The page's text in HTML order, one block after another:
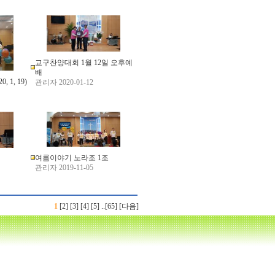
1, 19)
교구찬양대회 1월 12일 오후예
배
관리자 2020-01-12
여름이야기 노라조 1조
관리자 2019-11-05
1 [2] [3] [4] [5] ..[65] [다음]